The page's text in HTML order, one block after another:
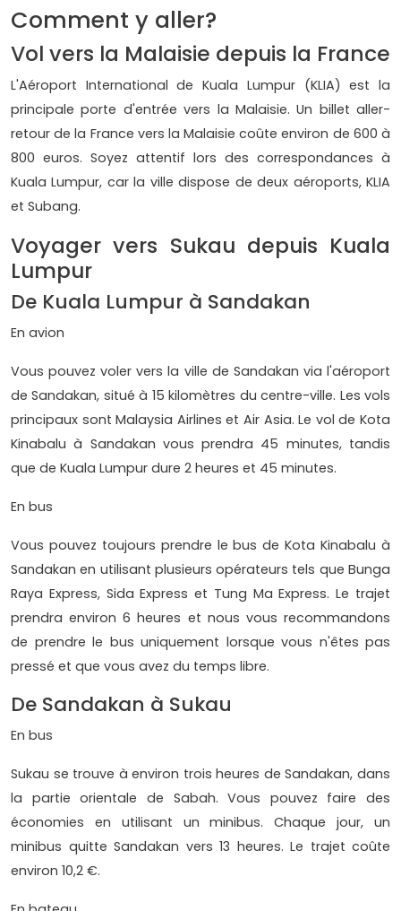
Comment y aller?
Vol vers la Malaisie depuis la France
L'Aéroport International de Kuala Lumpur (KLIA) est la
principale porte d'entrée vers la Malaisie. Un billet aller-
retour de la France vers la Malaisie coûte environ de 600 à
800 euros. Soyez attentif lors des correspondances à
Kuala Lumpur, car la ville dispose de deux aéroports, KLIA
et Subang.
Voyager vers Sukau depuis Kuala
Lumpur
De Kuala Lumpur à Sandakan
En avion
Vous pouvez voler vers la ville de Sandakan via l'aéroport
de Sandakan, situé à 15 kilomètres du centre-ville. Les vols
principaux sont Malaysia Airlines et Air Asia. Le vol de Kota
Kinabalu à Sandakan vous prendra 45 minutes, tandis
que de Kuala Lumpur dure 2 heures et 45 minutes.
En bus
Vous pouvez toujours prendre le bus de Kota Kinabalu à
Sandakan en utilisant plusieurs opérateurs tels que Bunga
Raya Express, Sida Express et Tung Ma Express. Le trajet
prendra environ 6 heures et nous vous recommandons
de prendre le bus uniquement lorsque vous n'êtes pas
pressé et que vous avez du temps libre.
De Sandakan à Sukau
En bus
Sukau se trouve à environ trois heures de Sandakan, dans
la partie orientale de Sabah. Vous pouvez faire des
économies en utilisant un minibus. Chaque jour, un
minibus quitte Sandakan vers 13 heures. Le trajet coûte
environ 10,2 €.